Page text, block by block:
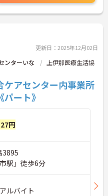
更新日：2025年12月02日
ンターいな
上伊那医療生活協
アセンター内事業所
ート》
円
3895
駅」徒歩6分
ルバイト